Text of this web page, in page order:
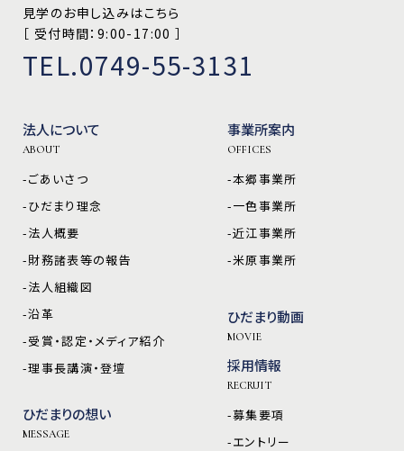
見学のお申し込みはこちら
［ 受付時間：9:00-17:00 ］
TEL.0749-55-3131
法人について
ABOUT
-ごあいさつ
-ひだまり理念
-法人概要
-財務諸表等の報告
-法人組織図
-沿革
-受賞・認定・メディア紹介
-理事長講演・登壇
ひだまりの想い
MESSAGE
事業所案内
OFFICES
-本郷事業所
-一色事業所
-近江事業所
-米原事業所
ひだまり動画
MOVIE
採用情報
RECRUIT
-募集要項
-エントリー